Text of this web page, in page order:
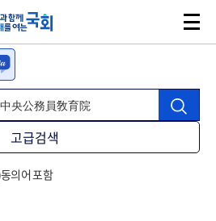
고급검색
동의어 포함